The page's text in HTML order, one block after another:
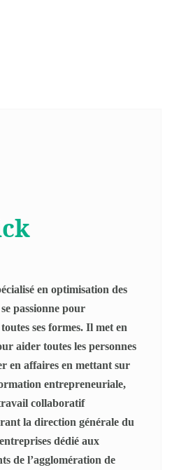
en optimisation des
passionne pour
ses formes. Il met en
aider toutes les personnes
en affaires en mettant sur
entrepreneuriale,
collaboratif
la direction générale du
dédié aux
de l’agglomération de